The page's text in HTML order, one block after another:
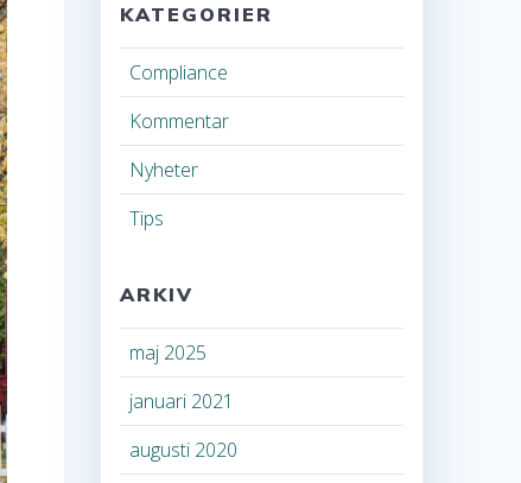
KATEGORIER
Compliance
Kommentar
Nyheter
Tips
ARKIV
maj 2025
januari 2021
augusti 2020